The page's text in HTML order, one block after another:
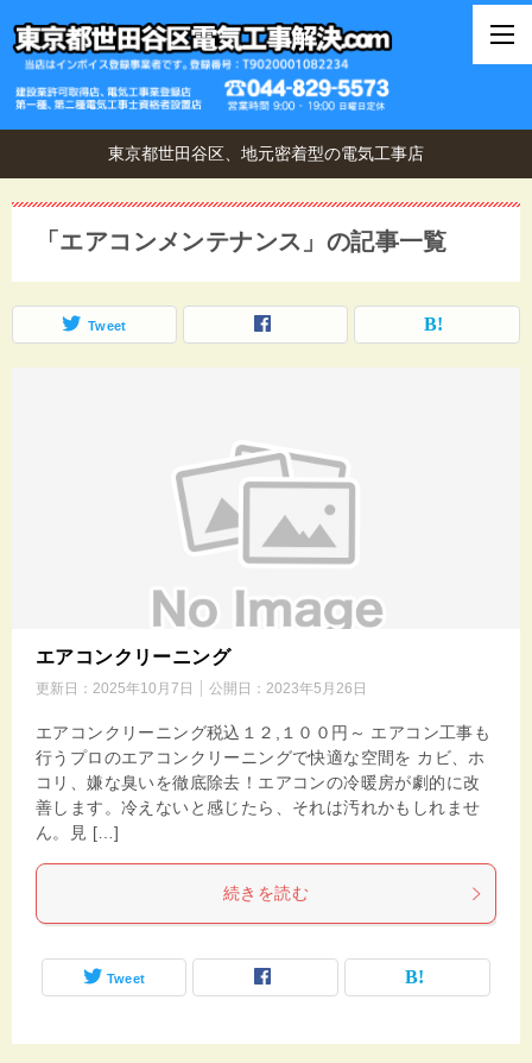
東京都世田谷区、地元密着型の電気工事店
「エアコンメンテナンス」の記事一覧
Tweet
エアコンクリーニング
更新日： 2025年10月7日 公開日： 2023年5月26日
エアコンクリーニング税込１２,１００円～ エアコン工事も
行うプロのエアコンクリーニングで快適な空間を カビ、ホ
コリ、嫌な臭いを徹底除去！エアコンの冷暖房が劇的に改
善します。冷えないと感じたら、それは汚れかもしれませ
ん。見 […]
続きを読む
Tweet